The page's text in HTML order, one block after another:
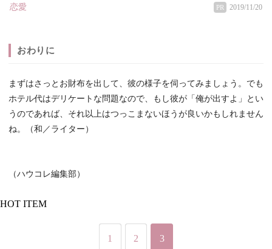
恋愛 PR 2019/11/20
おわりに
まずはさっとお財布を出して、彼の様子を伺ってみましょう。でも
ホテル代はデリケートな問題なので、もし彼が「俺が出すよ」とい
うのであれば、それ以上はつっこまないほうが良いかもしれません
ね。（和／ライター）
（ハウコレ編集部）
HOT ITEM
1 2 3